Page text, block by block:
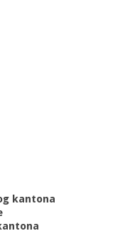
kantona